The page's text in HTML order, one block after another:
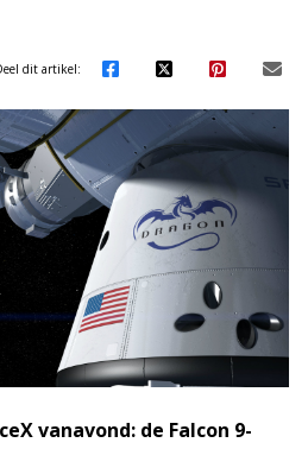
dit artikel:
vanavond: de Falcon 9-